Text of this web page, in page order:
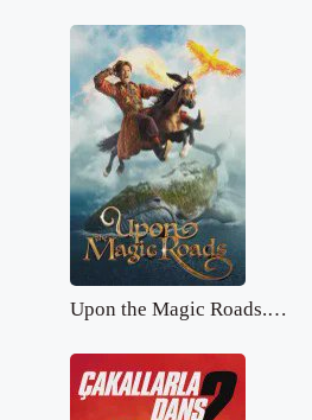
Upon the Magic Roads.mp4